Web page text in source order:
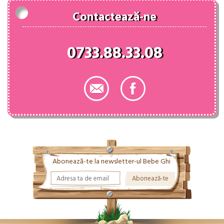
Contactează-ne
0733.88.33.08
Abonează-te la newsletter-ul Bebe Ghi